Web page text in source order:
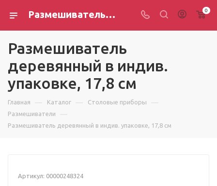
Размешиватель деревянный в индив. упаковке, 17,8 см 0
Размешиватель
деревянный в индив.
упаковке, 17,8 см
Главная — Каталог — Столовые приборы —
Размешиватели —
Размешиватель деревянный в индив. упаковке, 17,8 см
Артикул: 00000248324